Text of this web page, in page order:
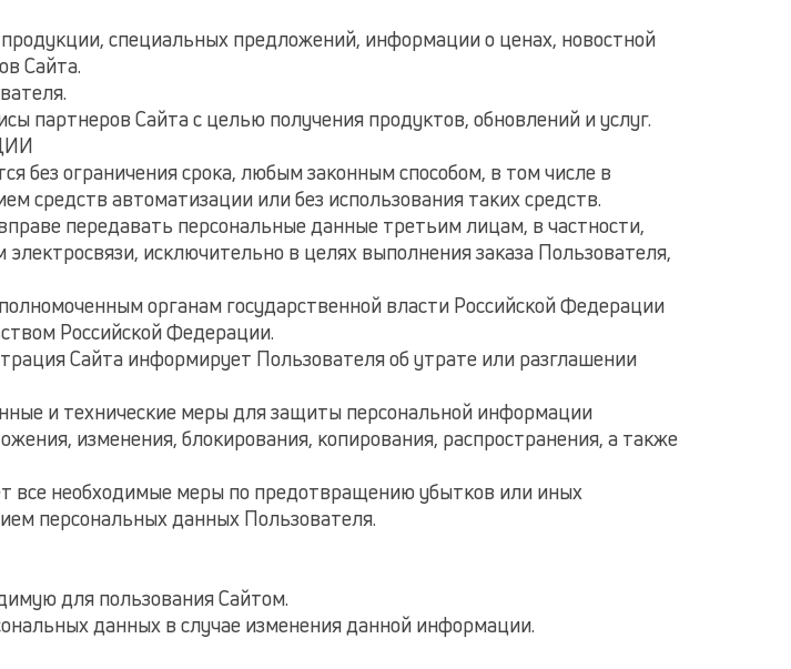
специальных предложений, информации о ценах, новостной
Сайта.
партнеров Сайта с целью получения продуктов, обновлений и услуг.
без ограничения срока, любым законным способом, в том числе в
средств автоматизации или без использования таких средств.
передавать персональные данные третьим лицам, в частности,
исключительно в целях выполнения заказа Пользователя,
органам государственной власти Российской Федерации
Российской Федерации.
Сайта информирует Пользователя об утрате или разглашении
и технические меры для защиты персональной информации
изменения, блокирования, копирования, распространения, а также
все необходимые меры по предотвращению убытков или иных
персональных данных Пользователя.
для пользования Сайтом.
данных в случае изменения данной информации.